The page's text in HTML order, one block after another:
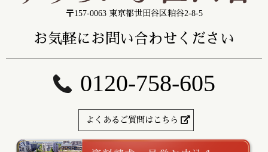
〒157-0063 東京都世田谷区粕谷2-8-5
お気軽にお問い合わせください
0120-758-605
よくあるご質問はこちら